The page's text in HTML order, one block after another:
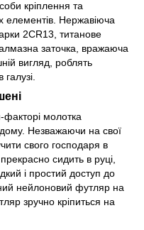
кріплення та
елементів. Нержавіюча
2CR13, титанове
заточка, вражаюча
вигляд, роблять
молотка
Незважаючи на свої
свого господаря в
сидить в руці,
і простий доступ до
нейлоновий футляр на
зручно кріпиться на